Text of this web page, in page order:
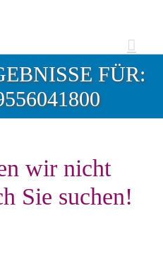
FÜR:
wir nicht
Sie suchen!